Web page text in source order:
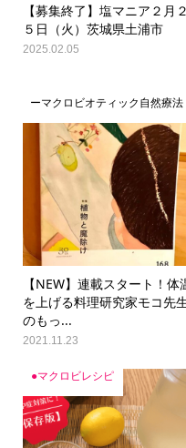
【募集終了】塩マニア２月２
５日（火）茨城県土浦市
2025.02.05
ーマクロビオティック自然療法
【NEW】連載スタート！体
を上げる料理研究家モコ先
のもっ...
2021.11.23
●マクロビレシピ